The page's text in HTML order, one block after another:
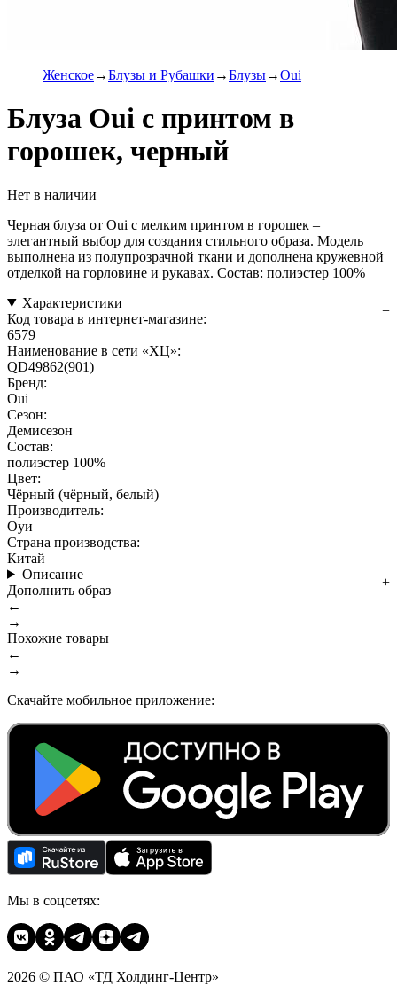
Женское Блузы и Рубашки Блузы Oui
Блуза Oui с принтом в
горошек, черный
Нет в наличии
Черная блуза от Oui с мелким принтом в горошек –
элегантный выбор для создания стильного образа. Модель
выполнена из полупрозрачной ткани и дополнена кружевной
отделкой на горловине и рукавах. Состав: полиэстер 100%
Характеристики
Код товара в интернет-магазине:
6579
Наименование в сети «ХЦ»:
QD49862(901)
Бренд:
Oui
Сезон:
Демисезон
Состав:
полиэстер 100%
Цвет:
Чёрный (чёрный, белый)
Производитель:
Оуи
Страна производства:
Китай
Описание
Дополнить образ
←
→
Похожие товары
←
→
Скачайте мобильное приложение:
Мы в соцсетях:
2026 © ПАО «ТД Холдинг-Центр»